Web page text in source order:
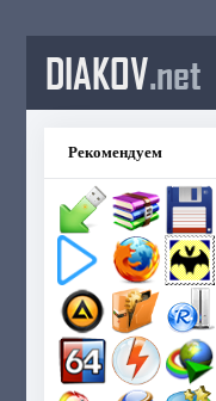
DIAKOV.net
Рекомендуем